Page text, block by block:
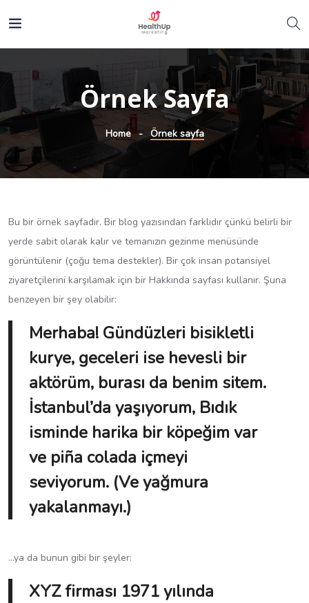
Örnek Sayfa
Home Örnek sayfa
Bu bir örnek sayfadır. Bir blog yazısından farklıdır çünkü belirli bir
yerde sabit olarak kalır ve temanızın gezinme menüsünde
görüntülenir (çoğu tema destekler). Bir çok insan potansiyel
ziyaretçilerini karşılamak için bir Hakkında sayfası kullanır. Şuna
benzeyen bir şey olabilir:
Merhaba! Gündüzleri bisikletli
kurye, geceleri ise hevesli bir
aktörüm, burası da benim sitem.
İstanbul’da yaşıyorum, Bıdık
isminde harika bir köpeğim var
ve piña colada içmeyi
seviyorum. (Ve yağmura
yakalanmayı.)
…ya da bunun gibi bir şeyler:
XYZ firması 1971 yılında